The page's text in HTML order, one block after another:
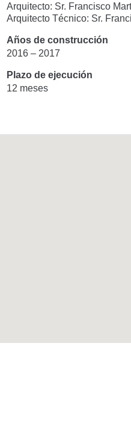
Arquitecto: Sr. Francisco
Arquitecto Técnico: Sr.
Años de construcción
2016 – 2017
Plazo de ejecución
12 meses